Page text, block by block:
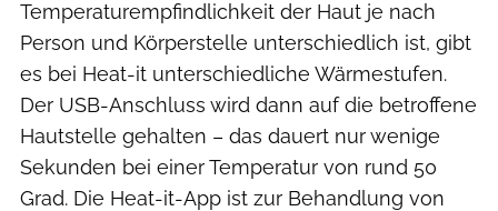
Temperaturempfindlichkeit der Haut je nach
Person und Körperstelle unterschiedlich ist, gibt
es bei Heat-it unterschiedliche Wärmestufen.
Der USB-Anschluss wird dann auf die betroffene
Hautstelle gehalten – das dauert nur wenige
Sekunden bei einer Temperatur von rund 50
Grad. Die Heat-it-App ist zur Behandlung von